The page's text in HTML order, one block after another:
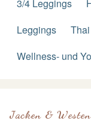
3/4 Leggings
Leggings
Wellness- und
Jacken & Westen